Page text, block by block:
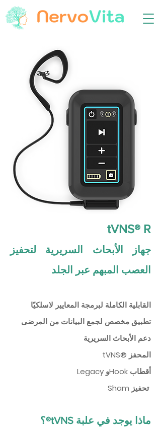
tVNS® R
جهاز الأبحاث السريرية
لتحفيز
العصب المبهم عبر الجلد
القابلية الكاملة لبرمجة المعايير لاسلكيًا
تطبيق مخصص لجمع البيانات من المرضى
دعم الأبحاث السريرية
tVNS® المحفز
Legacy وHook أقطاب
Sham تحفيز
ماذا يوجد في علبة tVNS®؟